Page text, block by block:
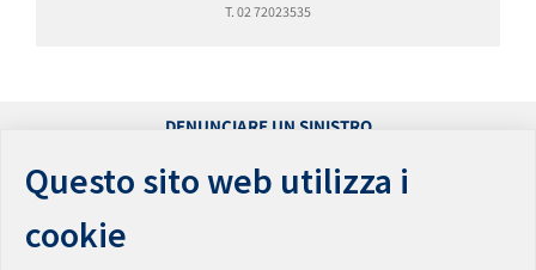
T. 02 72023535
DENUNCIARE UN SINISTRO
ACCESSIBILITÀ
Questo sito web utilizza i
cookie